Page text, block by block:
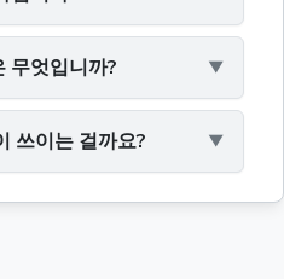
무엇입니까?
쓰이는 걸까요?